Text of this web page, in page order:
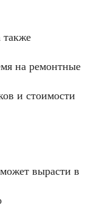
на ремонтные
и стоимости
вырасти в